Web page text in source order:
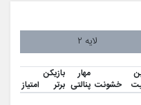
لایه ۲
خشونت
مهار
پنالتی
بازیکن
برتر
امتیاز